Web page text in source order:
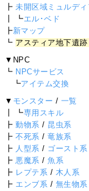
┣未開区域ミュルディ
┃ ┗エル･ベド
┣新マップ
┗ アスティア地下遺
▼NPC
┗ NPCサービス
┗アイテム交換
▼ モンスター / 一覧
┃ ┗専用スキル
┣動物系 / 昆虫系
┣不死系 /竜族系
┣ 人型系 / ゴースト系
┣悪魔系 /魚系
┣ レプテ系 / 木人系
┣ エンブ系 / 無生物系